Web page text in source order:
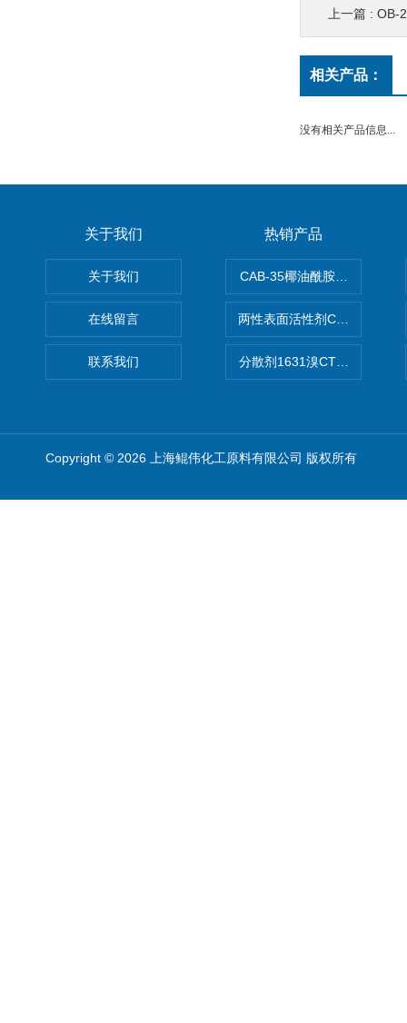
上一篇 : OB-2
相关产品：
没有相关产品信息...
关于我们
关于我们
在线留言
联系我们
热销产品
CAB-35椰油酰胺丙基甜菜碱
两性表面活性剂CAB-30椰油
分散剂1631溴CTAB（十六烷
Copyright © 2026 上海鲲伟化工原料有限公司 版权所有